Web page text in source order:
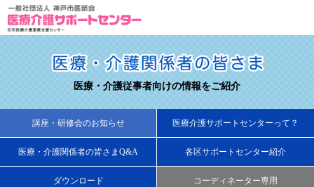
医療・介護従事者向けの情報をご紹介
講座・研修会のお知らせ 医療介護サポートセンターって？
医療・介護関係者の皆さまQ&A 各区サポートセンター紹介
ダウンロード コーディネーター専用